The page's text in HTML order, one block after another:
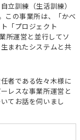
レンタルタブレット
員向け動画研修サー
ス
グループホーム
立訓練（生活訓練）
この事業所は、「かべ
「プロジェクト
所運営と並行してソ
まれたシステムと共
者である佐々木様に
レスな事業所運営と
てお話を伺いまし